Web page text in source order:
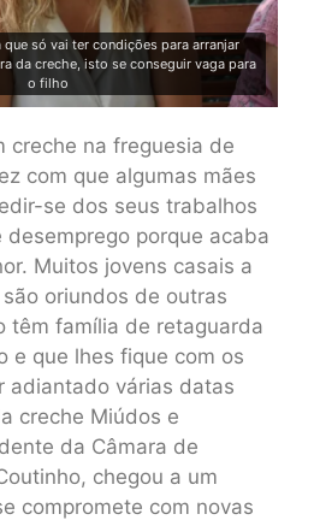
só vai ter condições para arranjar
da creche, isto se conseguir vaga para
o filho
creche na freguesia de
com que algumas mães
se dos seus trabalhos
porque acaba
Muitos jovens casais a
oriundos de outras
têm família de retaguarda
e que lhes fique com os
adiantado várias datas
creche Miúdos e
da Câmara de
chegou a um
compromete com novas